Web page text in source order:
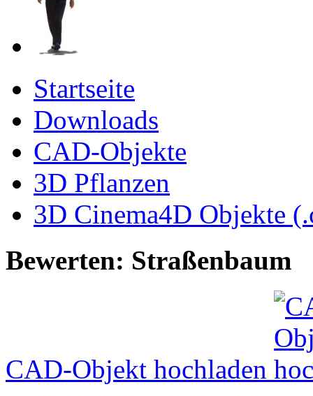
Startseite
Downloads
CAD-Objekte
3D Pflanzen
3D Cinema4D Objekte
Bewerten: Straßenbaum
CAD-Objekt hochladen